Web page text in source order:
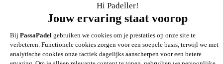
Gigantisch assortiment met meer dan 21.000+
artikelen